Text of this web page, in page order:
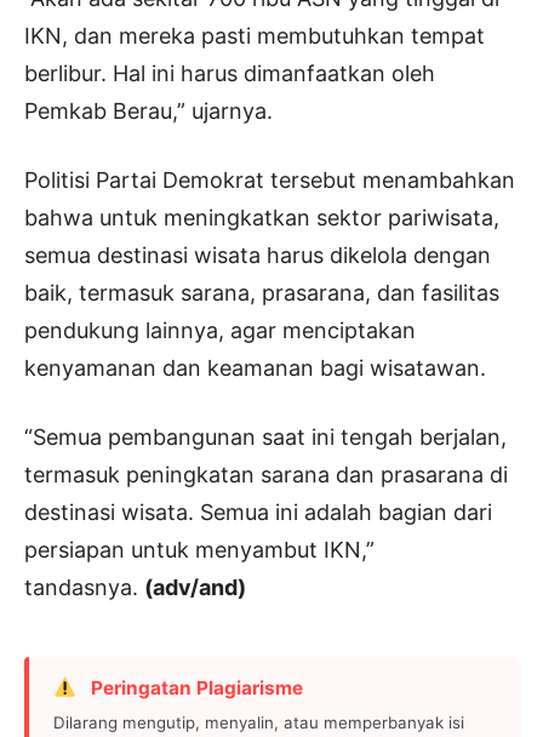
IKN, dan mereka pasti membutuhkan tempat
berlibur. Hal ini harus dimanfaatkan oleh
Pemkab Berau,” ujarnya.
Politisi Partai Demokrat tersebut menambahkan
bahwa untuk meningkatkan sektor pariwisata,
semua destinasi wisata harus dikelola dengan
baik, termasuk sarana, prasarana, dan fasilitas
pendukung lainnya, agar menciptakan
kenyamanan dan keamanan bagi wisatawan.
“Semua pembangunan saat ini tengah berjalan,
termasuk peningkatan sarana dan prasarana di
destinasi wisata. Semua ini adalah bagian dari
persiapan untuk menyambut IKN,”
tandasnya. (adv/and)
Peringatan Plagiarisme
Dilarang mengutip, menyalin, atau memperbanyak isi